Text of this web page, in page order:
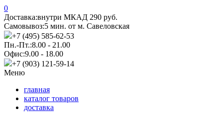
0
Доставка:внутри МКАД 290 руб.
Самовывоз:5 мин. от м. Савеловская
+7 (495) 585-62-53
Пн.-Пт.:8.00 - 21.00
Офис:9.00 - 18.00
+7 (903) 121-59-14
Меню
главная
каталог товаров
доставка